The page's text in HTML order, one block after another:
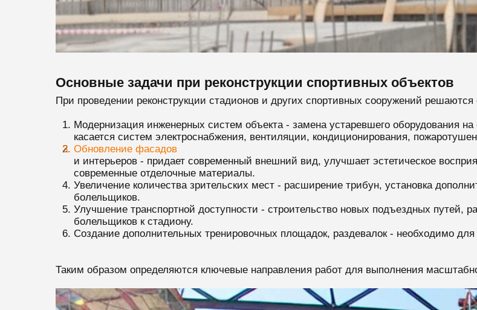
Основные задачи при реконструкции спортивных объектов
При проведении реконструкции стадионов и других спортивных сооружений
Модернизация инженерных систем объекта - замена устаревшего оборудования
касается систем электроснабжения, вентиляции, кондиционирования,
Обновление фасадов
и интерьеров - придает современный внешний вид, улучшает эстетическое
современные отделочные материалы.
Увеличение количества зрительских мест - расширение трибун, установка
болельщиков.
Улучшение транспортной доступности - строительство новых подъездных путей,
болельщиков к стадиону.
Создание дополнительных тренировочных площадок, раздевалок - необходимо
Таким образом определяются ключевые направления работ для выполнения